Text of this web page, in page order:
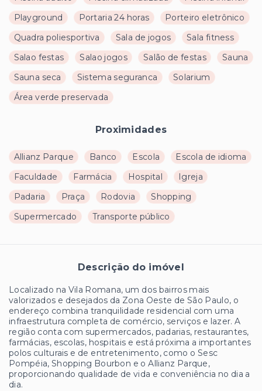
Playground
Portaria 24 horas
Porteiro eletrônico
Quadra poliesportiva
Sala de jogos
Sala fitness
Salao festas
Salao jogos Salão de festas
Sauna
Sauna seca
Sistema seguranca
Solarium
Área verde preservada
Proximidades
Allianz Parque Banco Escola
Escola de idioma
Faculdade
Farmácia Hospital
Igreja
Padaria
Praça Rodovia
Shopping
Supermercado
Transporte público
Descrição do imóvel
Localizado na Vila Romana, um dos bairros mais
valorizados e desejados da Zona Oeste de São Paulo, o
endereço combina tranquilidade residencial com uma
infraestrutura completa de comércio, serviços e lazer. A
região conta com supermercados, padarias, restaurantes,
farmácias, escolas, hospitais e está próxima a importantes
polos culturais e de entretenimento, como o Sesc
Pompéia, Shopping Bourbon e o Allianz Parque,
proporcionando qualidade de vida e conveniência no dia a
dia.